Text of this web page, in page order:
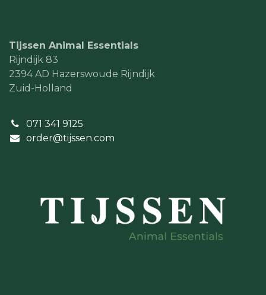
Tijssen Animal Essentials
Rijndijk 83
2394 AD Hazerswoude Rijndijk
Zuid-Holland
071 341 9125
order@tijssen.com